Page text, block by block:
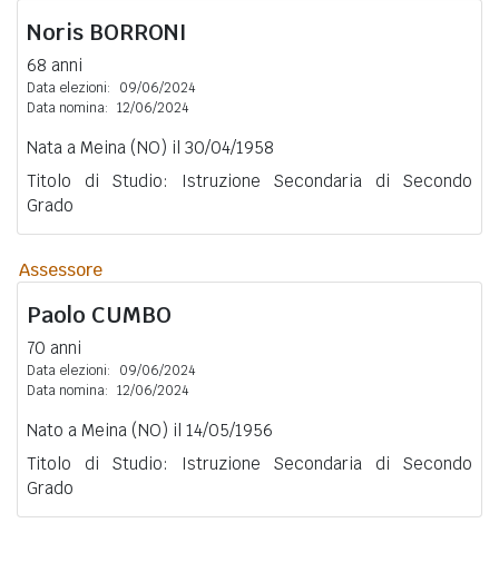
Noris BORRONI
68 anni
Data elezioni:
09/06/2024
Data nomina: 12/06/2024
Nata a Meina (NO) il 30/04/1958
Titolo di Studio: Istruzione Secondaria di Secondo
Grado
Assessore
Paolo CUMBO
70 anni
Data elezioni:
09/06/2024
Data nomina: 12/06/2024
Nato a Meina (NO) il 14/05/1956
Titolo di Studio: Istruzione Secondaria di Secondo
Grado